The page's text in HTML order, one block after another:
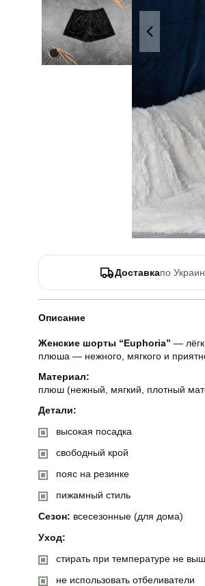
Доставкапо
Описание
Женские шорты “Euphoria” —
плюша — нежного, мягкого и
Материал:
плюш (нежный, мягкий, плотный
Детали:
высокая посадка
свободный крой
пояс на резинке
пижамный стиль
Сезон: всесезонные (для дома)
Уход:
стирать при температуре не
не использовать отбеливатели